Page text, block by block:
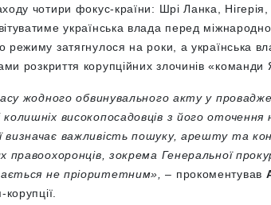
чотири фокус-країни: Шрі Ланка, Нігерія,
українська влада перед
режиму затягнулося на роки, а українська
розкриття корупційних злочинів «команди
жодного обвинувального акту у
високопосадовців з його оточення
важливість пошуку, арешту та
правоохоронців, зокрема Генеральної
не пріоритетним»,
– прокоментував